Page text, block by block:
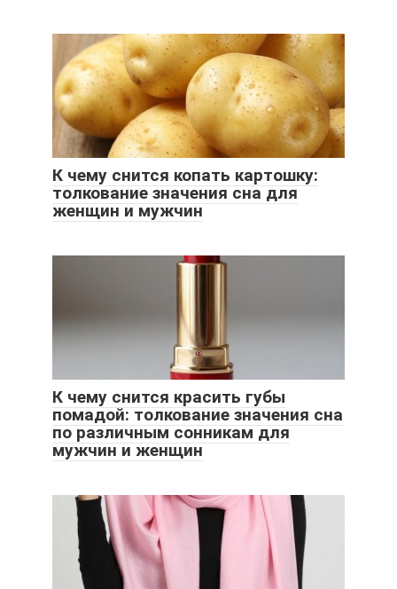
К чему снится копать картошку:
толкование значения сна для
женщин и мужчин
К чему снится красить губы
помадой: толкование значения сна
по различным сонникам для
мужчин и женщин